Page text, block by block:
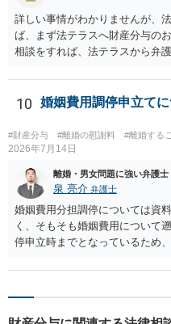
詳しい事情がわかりませんが、
ば、まず法テラスへ財産分与の
相談をすれば、法テラスから弁
す。
10 婚姻費用調停申立て
#財産分与 #離婚の慰謝料 #離婚する
2026年7月14日
離婚・男女問題に強い弁護士
泉 亮介 弁護士
婚姻費用分担調停については資
く、そもそも婚姻費用について
停申立時までとなっているため
婚姻費用については調停で話が